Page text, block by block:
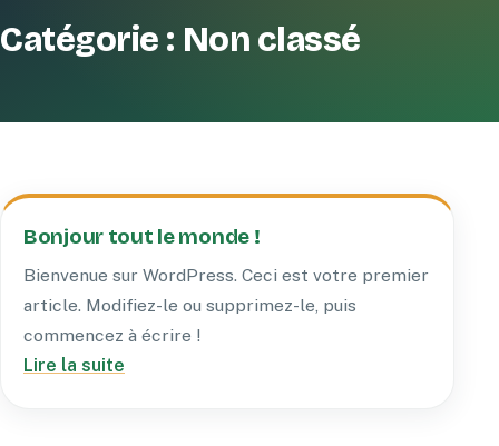
Catégorie : Non classé
Bonjour tout le monde !
Bienvenue sur WordPress. Ceci est votre premier
article. Modifiez-le ou supprimez-le, puis
commencez à écrire !
Lire la suite